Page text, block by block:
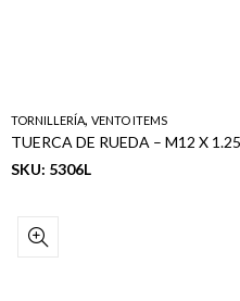
TORNILLERÍA, VENTO ITEMS
SKU: 5306L